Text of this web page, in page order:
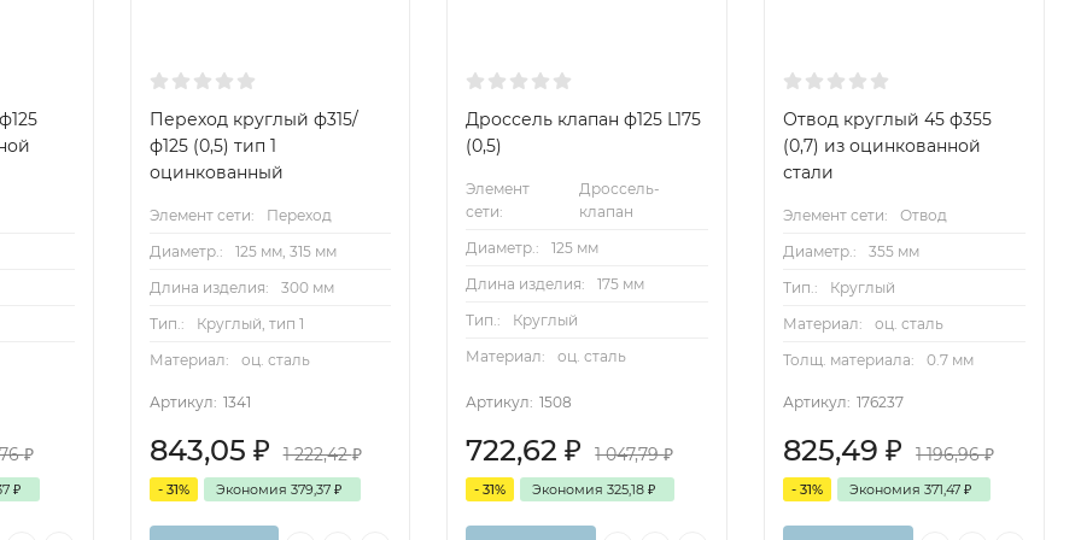
₽
₽
Переход круглый ф315/
ф125 (0,5) тип 1
оцинкованный
Элемент сети:
Переход
Диаметр.:
125 мм, 315 мм
Длина изделия:
300 мм
Тип.:
Круглый, тип 1
Материал:
оц. сталь
Артикул: 1341
843,05 ₽ 1 222,42₽
- 31% Экономия 379,37 ₽
Дроссель клапан ф125 L175
(0,5)
Элемент
сети:
Дроссель-
клапан
Диаметр.:
125 мм
Длина изделия:
175 мм
Тип.:
Круглый
Материал:
оц. сталь
Артикул: 1508
722,62₽ 1 047,79₽
- 31% Экономия325,18₽
Отвод круглый 45 ф355
(0,7) из оцинкованной
стали
Элемент сети:
Отвод
Диаметр.:
355 мм
Тип.:
Круглый
Материал:
оц. сталь
Толщ. материала:
0.7 мм
Артикул: 176237
825,49₽ 1 196,96₽
- 31% Экономия371,47₽